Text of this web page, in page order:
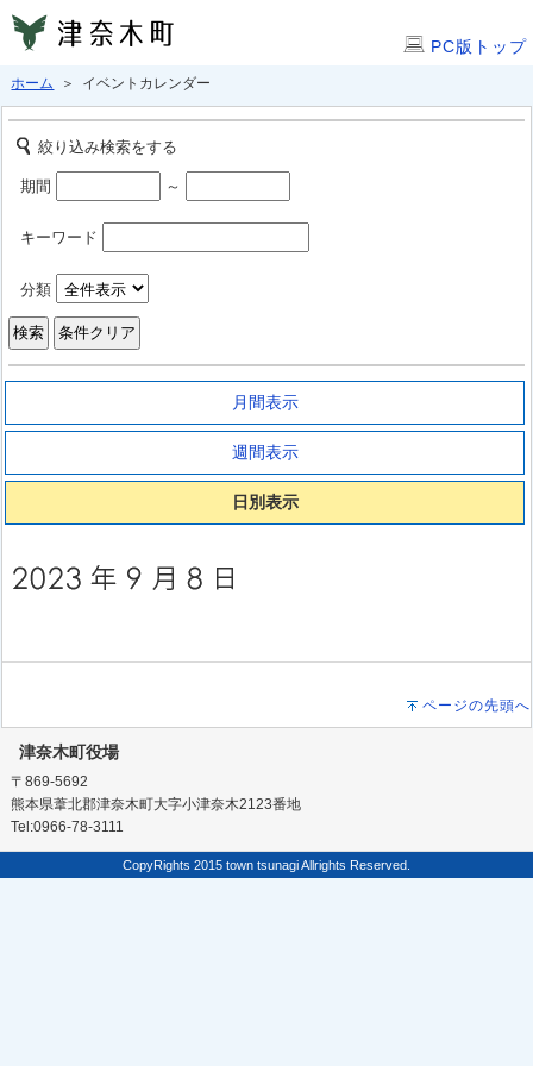
PC版トップ
ホーム ＞ イベントカレンダー
絞り込み検索をする
期間 ～
キーワード
分類
月間表示
週間表示
日別表示
ページの先頭へ
津奈木町役場
〒869-5692
熊本県葦北郡津奈木町大字小津奈木2123番地
Tel:0966-78-3111
CopyRights 2015 town tsunagi Allrights Reserved.